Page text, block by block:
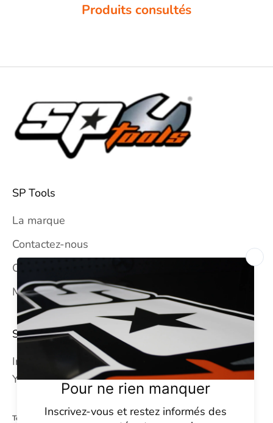
Produits consultés
SP Tools
La marque
Contactez-nous
CGV
Mentions légales
SUIVEZ-NOUS
Instagram
YouTube
Tel : +33 (0) 4 94 93 23 65